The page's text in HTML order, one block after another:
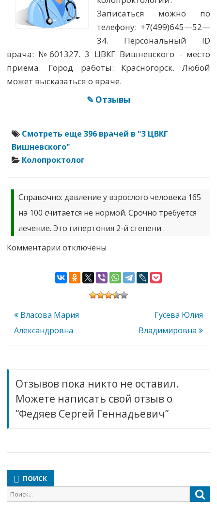
Записаться можно по
телефону: +7(499)645—52—
34. Персональный ID
врача: №601327. 3 ЦВКГ Вишневского - место
приема. Город работы: Красногорск. Любой
может высказаться о враче.
✎ Отзывы
Смотреть еще 396 врачей в "3 ЦВКГ
Вишневского"
Колопроктолог
Справочно: давление у взрослого человека 165
на 100 считается не нормой. Срочно требуется
лечение. Это гипертония 2-й степени
Комментарии к
Сергей
Геннадьевич
отключены
Навигация
по
Власова Мария
Александровна
Гусева Юлия
Владимировна
Отзывов пока никто не оставил.
Можете написать свой отзыв о
“Федяев Сергей Геннадьевич”
ПОИСК
Поиск
для: